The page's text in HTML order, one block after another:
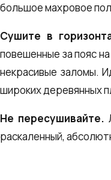
большое махровое
Сушите в
повешенные за пояс
некрасивые заломы.
широких деревянных
Не пересушивайте.
раскаленный,